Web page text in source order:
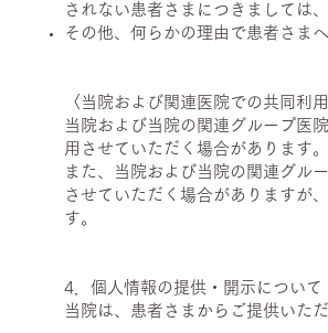
されない患者さまにつきましては
その他、何らかの理由で患者さま
〈当院および関連医院での共同利
当院および当院の関連グループ医
用させていただく場合があります。
また、当院および当院の関連グル
させていただく場合がありますが
す。
4．個人情報の提供・開示について
当院は、患者さまからご提供いた